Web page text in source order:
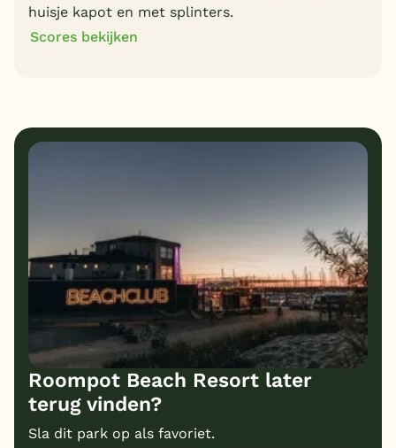
huisje kapot en met splinters.
Scores bekijken
Roompot Beach Resort later
terug vinden?
Sla dit park op als favoriet.